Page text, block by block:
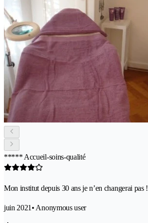
***** Accueil-soins-qualité
Mon institut depuis 30 ans je n’en changerai pas !
juin 2021 • Anonymous user